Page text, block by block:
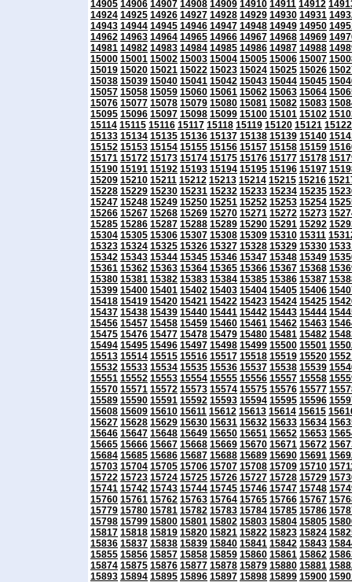
14905 14906 14907 14908 14909 14910 14911 14912
14924 14925 14926 14927 14928 14929 14930 14931
14943 14944 14945 14946 14947 14948 14949 14950
14962 14963 14964 14965 14966 14967 14968 14969
14981 14982 14983 14984 14985 14986 14987 14988
15000 15001 15002 15003 15004 15005 15006 15007
15019 15020 15021 15022 15023 15024 15025 15026
15038 15039 15040 15041 15042 15043 15044 15045
15057 15058 15059 15060 15061 15062 15063 15064
15076 15077 15078 15079 15080 15081 15082 15083
15095 15096 15097 15098 15099 15100 15101 15102
15114 15115 15116 15117 15118 15119 15120 15121 15122
15133 15134 15135 15136 15137 15138 15139 15140
15152 15153 15154 15155 15156 15157 15158 15159
15171 15172 15173 15174 15175 15176 15177 15178
15190 15191 15192 15193 15194 15195 15196 15197
15209 15210 15211 15212 15213 15214 15215 15216
15228 15229 15230 15231 15232 15233 15234 15235
15247 15248 15249 15250 15251 15252 15253 15254
15266 15267 15268 15269 15270 15271 15272 15273
15285 15286 15287 15288 15289 15290 15291 15292
15304 15305 15306 15307 15308 15309 15310 15311
15323 15324 15325 15326 15327 15328 15329 15330
15342 15343 15344 15345 15346 15347 15348 15349
15361 15362 15363 15364 15365 15366 15367 15368
15380 15381 15382 15383 15384 15385 15386 15387
15399 15400 15401 15402 15403 15404 15405 15406
15418 15419 15420 15421 15422 15423 15424 15425
15437 15438 15439 15440 15441 15442 15443 15444
15456 15457 15458 15459 15460 15461 15462 15463
15475 15476 15477 15478 15479 15480 15481 15482
15494 15495 15496 15497 15498 15499 15500 15501
15513 15514 15515 15516 15517 15518 15519 15520
15532 15533 15534 15535 15536 15537 15538 15539
15551 15552 15553 15554 15555 15556 15557 15558
15570 15571 15572 15573 15574 15575 15576 15577
15589 15590 15591 15592 15593 15594 15595 15596
15608 15609 15610 15611 15612 15613 15614 15615
15627 15628 15629 15630 15631 15632 15633 15634
15646 15647 15648 15649 15650 15651 15652 15653
15665 15666 15667 15668 15669 15670 15671 15672
15684 15685 15686 15687 15688 15689 15690 15691
15703 15704 15705 15706 15707 15708 15709 15710
15722 15723 15724 15725 15726 15727 15728 15729
15741 15742 15743 15744 15745 15746 15747 15748
15760 15761 15762 15763 15764 15765 15766 15767
15779 15780 15781 15782 15783 15784 15785 15786
15798 15799 15800 15801 15802 15803 15804 15805
15817 15818 15819 15820 15821 15822 15823 15824
15836 15837 15838 15839 15840 15841 15842 15843
15855 15856 15857 15858 15859 15860 15861 15862
15874 15875 15876 15877 15878 15879 15880 15881
15893 15894 15895 15896 15897 15898 15899 15900